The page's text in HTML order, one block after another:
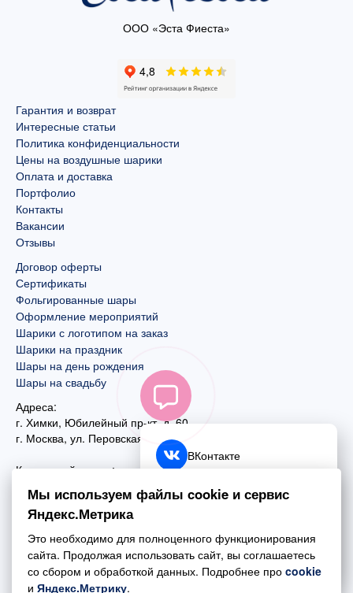
ООО «Эста Фиеста»
Гарантия и возврат
Интересные статьи
Политика конфиденциальности
Цены на воздушные шарики
Оплата и доставка
Портфолио
Контакты
Вакансии
Отзывы
Договор оферты
Сертификаты
Фольгированные шары
Оформление мероприятий
Шарики с логотипом на заказ
Шарики на праздник
Шары на день рождения
Шары на свадьбу
Адреса:
г. Химки, Юбилейный пр-кт, д. 60
г. Москва, ул. Перовская, д. 59
Контактный номер:
+7 (495) 970-44-75
Почта:
mail@esta-fiesta.ru
Режим работы интернет-магазина:
ВКонтакте
Telegram
Обратный звонок
Мы используем файлы cookie и сервис
Яндекс.Метрика
Это необходимо для полноценного функционирования
сайта. Продолжая использовать сайт, вы соглашаетесь
со сбором и обработкой данных. Подробнее про cookie
и Яндекс.Метрику.